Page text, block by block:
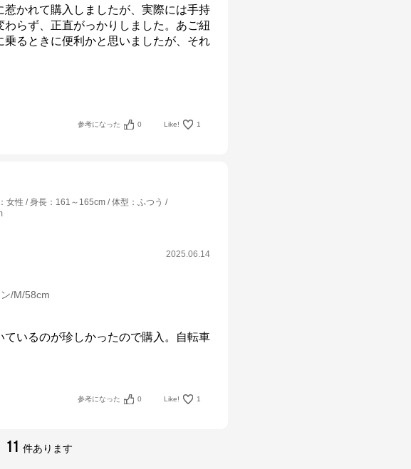
惹かれて購入しましたが、実際には手持
わらず、正直がっかりしました。あご紐
乗るときに便利かと思いましたが、それ
参考になった 0 Like! 1
： 女性 身長 ： 161～165cm 体型 ： ふつう
2025.06.14
/M/58cm
ているのが珍しかったので購入。自転車
参考になった 0 Like! 1
11 件あります